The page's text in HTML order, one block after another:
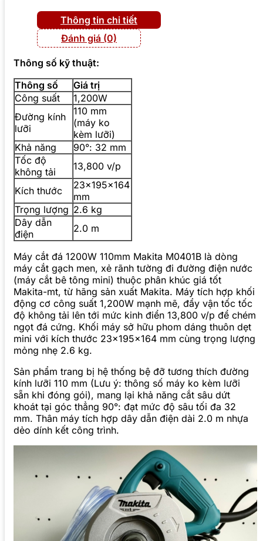
Thông tin chi tiết
Đánh giá (0)
Thông số kỹ thuật:
Thông số
Giá trị
Công suất
1,200W
Đường kính
lưỡi
110 mm
(máy ko
kèm lưỡi)
Khả năng
90°: 32 mm
Tốc độ
không tải
13,800 v/p
Kích thước
23x195x164
mm
Trọng lượng 2.6 kg
Dây dẫn
điện
2.0 m
Máy cắt đá 1200W 110mm Makita M0401B là dòng
máy cắt gạch men, xẻ rãnh tường đi đường điện nước
(máy cắt bê tông mini) thuộc phân khúc giá tốt
Makita-mt, từ hãng sản xuất Makita. Máy tích hợp khối
động cơ công suất 1,200W mạnh mẽ, đẩy vận tốc tốc
độ không tải lên tới mức kinh điển 13,800 v/p để chém
ngọt đá cứng. Khối máy sở hữu phom dáng thuôn dẹt
mini với kích thước 23x195x164 mm cùng trọng lượng
mỏng nhẹ 2.6 kg.
Sản phẩm trang bị hệ thống bệ đỡ tương thích đường
kính lưỡi 110 mm (Lưu ý: thông số máy ko kèm lưỡi
sẵn khi đóng gói), mang lại khả năng cắt sâu dứt
khoát tại góc thẳng 90°: đạt mức độ sâu tối đa 32
mm. Thân máy tích hợp dây dẫn điện dài 2.0 m nhựa
dẻo dính kết công trình.